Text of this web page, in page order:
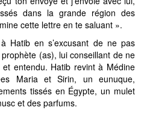
dans la grande région des
cette lettre en te saluant ».
Hatib en s’excusant de ne pas
(as), lui conseillant de ne
entendu. Hatib revint à Médine
Maria et Sirin, un eunuque,
tissés en Égypte, un mulet
et des parfums.